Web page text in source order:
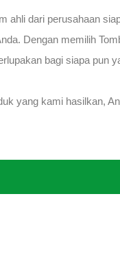
ahli dari perusahaan
Dengan memilih
bagi siapa pun
yang kami hasilkan,